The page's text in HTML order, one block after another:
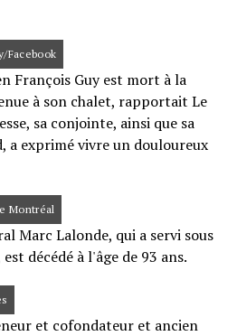
Facebook
François Guy est mort à la
à son chalet, rapportait Le
sa conjointe, ainsi que sa
a exprimé vivre un douloureux
Montréal
Marc Lalonde, qui a servi sous
décédé à l'âge de 93 ans.
et cofondateur et ancien